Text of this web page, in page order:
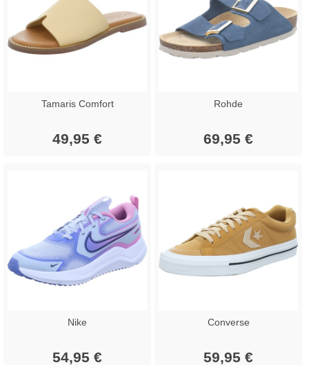
Tamaris Comfort
49,95 €
Rohde
69,95 €
Nike
54,95 €
Converse
59,95 €